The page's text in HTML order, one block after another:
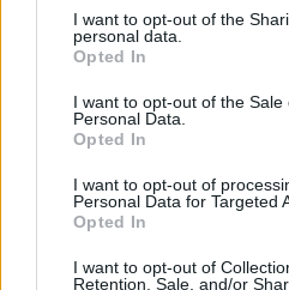
I want to opt-out of the
personal data.
Opted In
I want to opt-out of the Sale
Personal Data.
Opted In
I want to opt-out of
Personal Data for Targeted
Opted In
I want to opt-out of
Retention, Sale, and/or
Soupe express avec
conserve.
œuf dur.
Quiche ou cake salé avec
Ces recettes “dépannage”
de semaine et évitent de
dernière minute.